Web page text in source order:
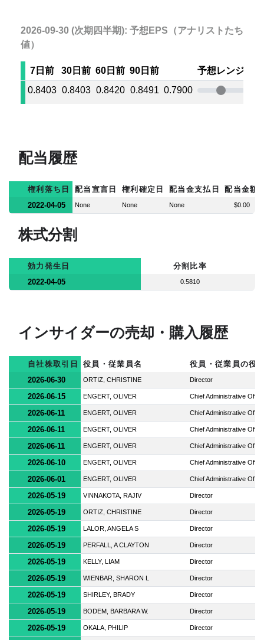
2026-09-30 (次期四半期): 予想EPS（アナリストたちの平
値）
7日前 30日前 60日前 90日前
予想レンジ
0.8403 0.8403 0.8420 0.8491 0.7900
配当履歴
権利落ち日 配当宣言日 権利確定日 配当金支払日
配当金額
2022-04-05
None None None $0.00
株式分割
効力発生日
分割比率
2022-04-05
0.5810
インサイダーの売却・購入履歴
自社株取引日 役員・従業員名
役員・従業員の役
2026-06-30
ORTIZ, CHRISTINE Director
2026-06-15 ENGERT, OLIVER Chief Administrative
2026-06-11 ENGERT, OLIVER Chief Administrative
2026-06-11 ENGERT, OLIVER Chief Administrative
2026-06-11 ENGERT, OLIVER Chief Administrative
2026-06-10 ENGERT, OLIVER Chief Administrative
2026-06-01 ENGERT, OLIVER Chief Administrative
2026-05-19 VINNAKOTA, RAJIV Director
2026-05-19 ORTIZ, CHRISTINE Director
2026-05-19 LALOR, ANGELA S Director
2026-05-19 PERFALL, A CLAYTON Director
2026-05-19 KELLY, LIAM Director
2026-05-19 WIENBAR, SHARON L Director
2026-05-19 SHIRLEY, BRADY Director
2026-05-19 BODEM, BARBARA W. Director
2026-05-19 OKALA, PHILIP Director